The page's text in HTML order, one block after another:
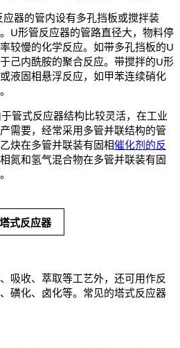
器的管内设有多孔挡板或搅拌装
U形管反应器的管路直径大，物料停
较慢的化学反应。如带多孔挡板的U
己内酰胺的聚合反应。带搅拌的U形
液固相悬浮反应，如甲苯连续硝化
管式反应器结构比较灵活，在工业
需要，经常采用多管并联结构的管
炔在多管并联装有固相催化剂的反
氮和氢气混合物在多管并联装有固
塔式反应器
吸收、萃取等工艺外，还可用作反
磺化、卤化等。常见的塔式反应器